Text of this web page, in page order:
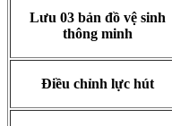
Lưu 03 bản đồ vệ sinh
thông minh
Điều chỉnh lực hút